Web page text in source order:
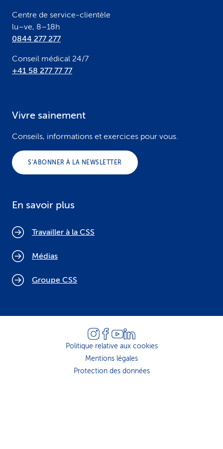
Centre de service-clientèle
lu–ve, 8–18h
0844 277 277
Conseil médical 24/7
+41 58 277 77 77
Vivre sainement
Conseils, informations et exercices pour vous.
S’ABONNER À LA NEWSLETTER
En savoir plus
Travailler à la CSS
Médias
Groupe CSS
Politique relative aux cookies
Mentions légales
Protection des données